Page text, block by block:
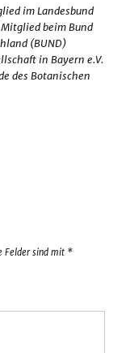
im Landesbund
Mitglied beim Bund
(BUND)
in Bayern e.V.
des Botanischen
Felder sind mit *